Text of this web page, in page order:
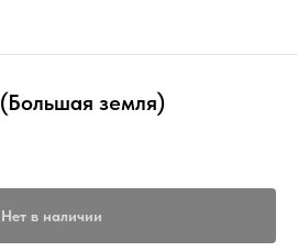
земля)
Нет в наличии